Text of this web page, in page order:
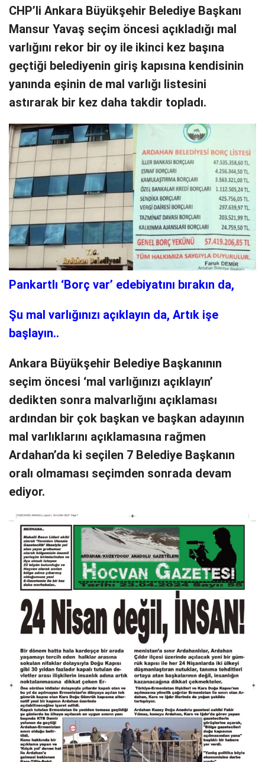
CHP’li Ankara Büyükşehir Belediye Başkanı
Mansur Yavaş seçim öncesi açıkladığı mal
varlığını rekor bir oy ile ikinci kez başına
geçtiği belediyenin giriş kapısına kendisinin
yanında eşinin de mal varlığı listesini
astırarak bir kez daha takdir topladı.
Pankartlı ‘Borç var’ edebiyatını bırakın da,
Şu mal varlığınızı açıklayın da, Artık işe
başlayın..
Ankara Büyükşehir Belediye Başkanının
seçim öncesi ‘mal varlığınızı açıklayın’
dedikten sonra malvarlığını açıklaması
ardından bir çok başkan ve başkan adayının
mal varlıklarını açıklamasına rağmen
Ardahan’da ki seçilen 7 Belediye Başkanın
oralı olmaması seçimden sonrada devam
ediyor.